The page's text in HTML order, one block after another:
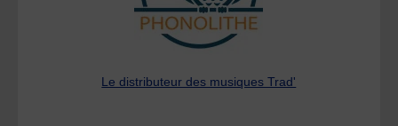
Le distributeur des musiques Trad'